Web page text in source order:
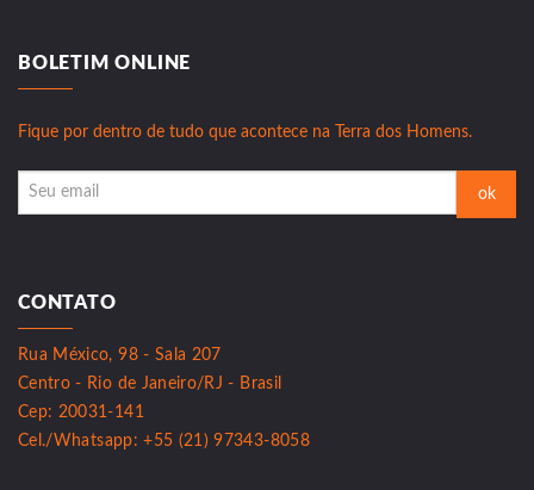
BOLETIM ONLINE
Fique por dentro de tudo que acontece na Terra dos Homens.
CONTATO
Rua México, 98 - Sala 207
Centro - Rio de Janeiro/RJ - Brasil
Cep: 20031-141
Cel./Whatsapp: +55 (21) 97343-8058